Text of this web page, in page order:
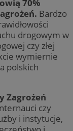
70%
Bardzo
drogowym w
czy złej
wymiernie
polskich
Zagrożeń
czy
i instytucje,